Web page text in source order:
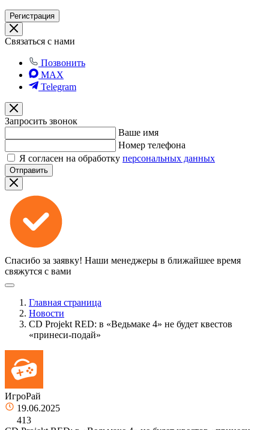
Регистрация
Связаться с нами
Позвонить
MAX
Telegram
Запросить звонок
Ваше имя
Номер телефона
Я согласен на обработку персональных данных
Отправить
Спасибо за заявку! Наши менеджеры в ближайшее время
свяжутся с вами
Главная страница
Новости
CD Projekt RED: в «Ведьмаке 4» не будет квестов
«принеси-подай»
ИгроРай
19.06.2025
413